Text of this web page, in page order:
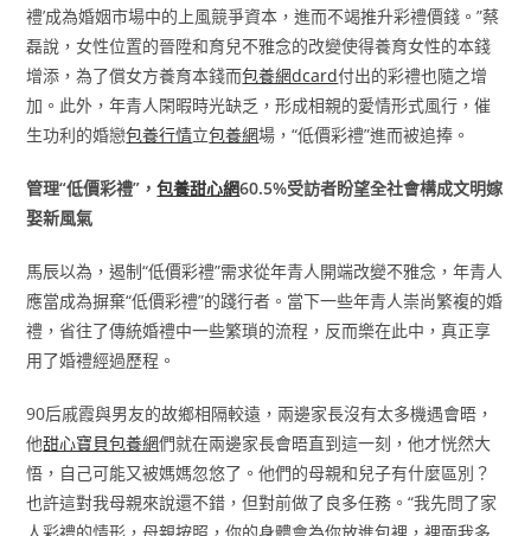
禮’成為婚姻市場中的上風競爭資本，進而不竭推升彩禮價錢。”蔡
磊說，女性位置的晉陞和育兒不雅念的改變使得養育女性的本錢
增添，為了償女方養育本錢而包養網dcard付出的彩禮也隨之增
加。此外，年青人閑暇時光缺乏，形成相親的愛情形式風行，催
生功利的婚戀包養行情立包養網場，“低價彩禮”進而被追捧。
管理“低價彩禮”，包養甜心網60.5%受訪者盼望全社會構成文明嫁
娶新風氣
馬辰以為，遏制“低價彩禮”需求從年青人開端改變不雅念，年青人
應當成為摒棄“低價彩禮”的踐行者。當下一些年青人崇尚繁複的婚
禮，省往了傳統婚禮中一些繁瑣的流程，反而樂在此中，真正享
用了婚禮經過歷程。
90后戚霞與男友的故鄉相隔較遠，兩邊家長沒有太多機遇會晤，
他甜心寶貝包養網們就在兩邊家長會晤直到這一刻，他才恍然大
悟，自己可能又被媽媽忽悠了。他們的母親和兒子有什麼區別？
也許這對我母親來說還不錯，但對前做了良多任務。“我先問了家